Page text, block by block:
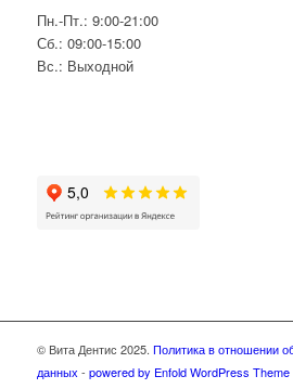
Пн.-Пт.: 9:00-21:00
Сб.: 09:00-15:00
Вс.: Выходной
© Вита Дентис 2025. Политика в отношении
данных - powered by Enfold WordPress Theme